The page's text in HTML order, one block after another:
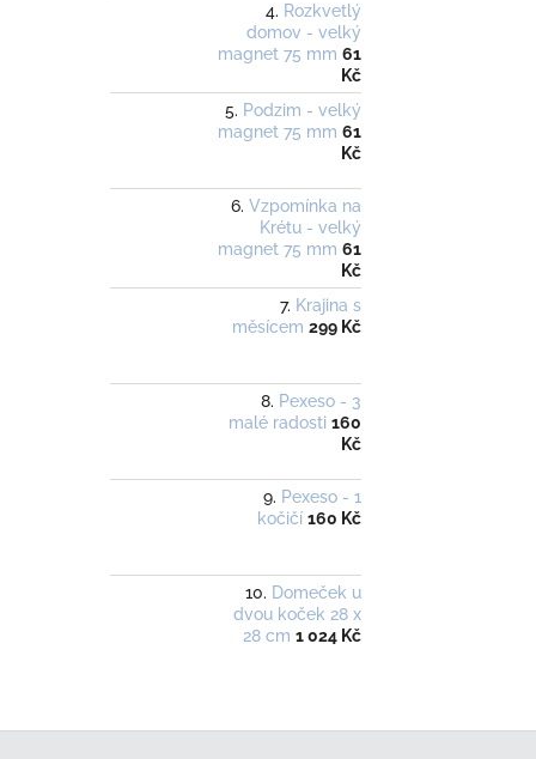
Rozkvetlý
domov - velký
magnet 75 mm 61
Kč
Podzim - velký
magnet 75 mm 61
Kč
Vzpomínka na
Krétu - velký
magnet 75 mm 61
Kč
Krajina s
měsícem 299 Kč
Pexeso - 3
malé radosti 160
Kč
Pexeso - 1
kočičí 160 Kč
Domeček u
dvou koček 28 x
28 cm 1 024 Kč